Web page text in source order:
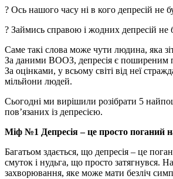
? Ось нашого часу ні в кого депресій не
? Займись справою і жодних депресій не
Саме такі слова може чути людина, яка
За даними ВООЗ, депресія є поширеним
За оцінками, у всьому світі від неї
мільйони людей.
Сьогодні ми вирішили розібрати 5
пов’язаних із депресією.
Міф №1 Депресія – це просто поганий
Багатьом здається, що депресія – це
смуток і нудьга, що просто затягнувся.
захворювання, яке може мати безліч